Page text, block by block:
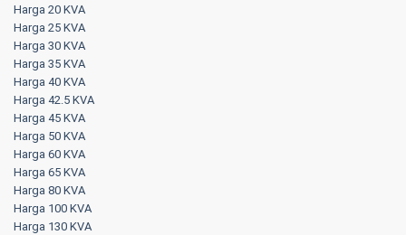
Harga 20 KVA
Harga 25 KVA
Harga 30 KVA
Harga 35 KVA
Harga 40 KVA
Harga 42.5 KVA
Harga 45 KVA
Harga 50 KVA
Harga 60 KVA
Harga 65 KVA
Harga 80 KVA
Harga 100 KVA
Harga 130 KVA